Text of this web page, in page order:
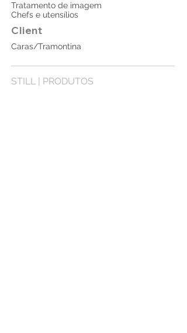
Tratamento de imagem
Chefs e utensílios
Client
Caras/Tramontina
STILL | PRODUTOS